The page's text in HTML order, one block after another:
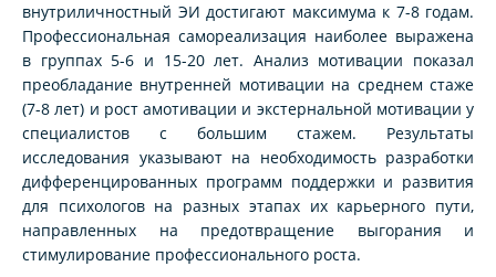
внутриличностный ЭИ достигают максимума к 7-8 годам.
Профессиональная самореализация наиболее выражена
в группах 5-6 и 15-20 лет. Анализ мотивации показал
преобладание внутренней мотивации на среднем стаже
(7-8 лет) и рост амотивации и экстернальной мотивации у
специалистов с большим стажем. Результаты
исследования указывают на необходимость разработки
дифференцированных программ поддержки и развития
для психологов на разных этапах их карьерного пути,
направленных на предотвращение выгорания и
стимулирование профессионального роста.